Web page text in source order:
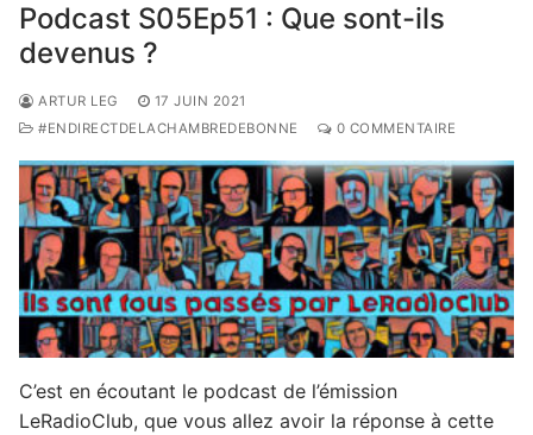
Podcast S05Ep51 : Que sont-ils
devenus ?
ARTUR LEG
17 JUIN 2021
#ENDIRECTDELACHAMBREDEBONNE
0 COMMENTAIRE
C’est en écoutant le podcast de l’émission
LeRadioClub, que vous allez avoir la réponse à cette